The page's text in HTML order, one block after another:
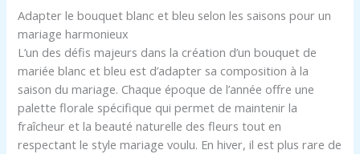
Adapter le bouquet blanc et bleu selon les saisons pour un
mariage harmonieux
L’un des défis majeurs dans la création d’un bouquet de
mariée blanc et bleu est d’adapter sa composition à la
saison du mariage. Chaque époque de l’année offre une
palette florale spécifique qui permet de maintenir la
fraîcheur et la beauté naturelle des fleurs tout en
respectant le style mariage voulu. En hiver, il est plus rare de